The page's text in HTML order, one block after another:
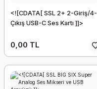
<![CDATA[ SSL 2+ 2-Giriş/4-
Çıkış USB-C Ses Kartı ]]>
0,00 TL